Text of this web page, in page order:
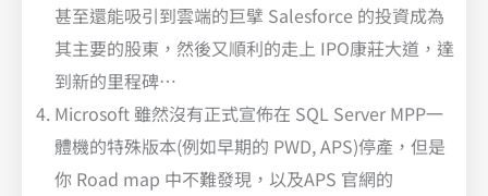
甚至還能吸引到雲端的巨擘 Salesforce 的投資成為
其主要的股東，然後又順利的走上 IPO康莊大道，達
到新的里程碑…
Microsoft 雖然沒有正式宣佈在 SQL Server MPP一
體機的特殊版本(例如早期的 PWD, APS)停產，但是
你 Road map 中不難發現，以及APS 官網的